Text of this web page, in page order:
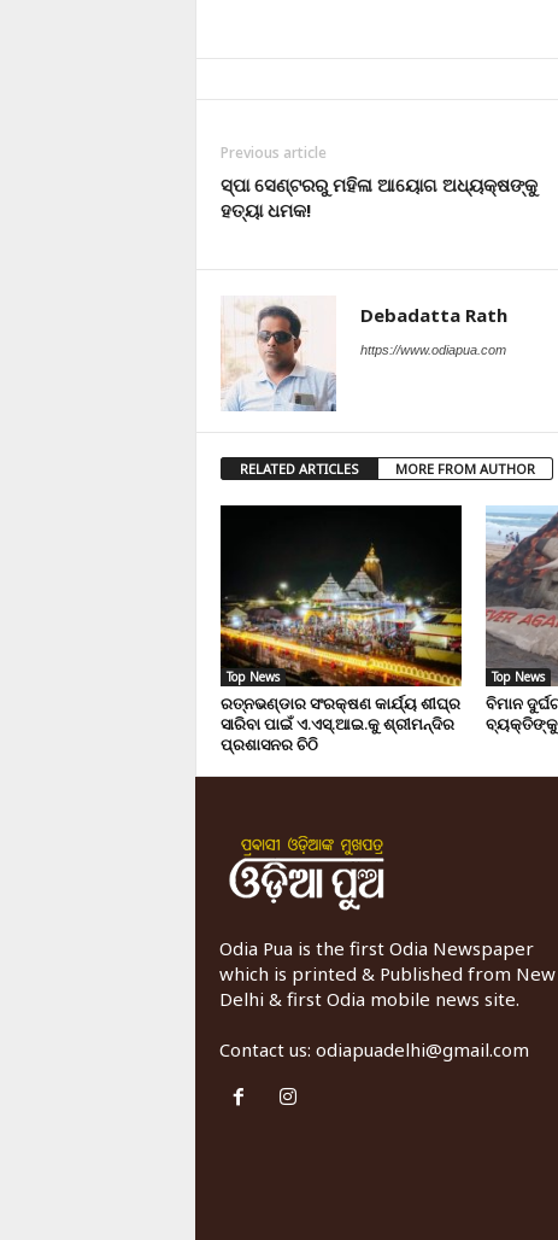
Previous article
ସ୍ପା ସେଣ୍ଟରରୁ ମହିଳା ଆୟୋଗ ଅଧ୍ୟକ୍ଷଙ୍କୁ
ହତ୍ୟା ଧମକ!
Debadatta Rath
https://www.odiapua.com
RELATED ARTICLES MORE FROM AUTHOR
Top News
ରତ୍ନଭଣ୍ଡାର ସଂରକ୍ଷଣ କାର୍ଯ୍ୟ ଶୀଘ୍ର
ସାରିବା ପାଇଁ ଏ.ଏସ୍.ଆଇ.କୁ ଶ୍ରୀମନ୍ଦିର
ପ୍ରଶାସନର ଚିଠି
Top News
ବିମାନ
ବ୍ୟକ୍ତିଙ୍କୁ
Odia Pua is the first Odia Newspaper
which is printed & Published from New
Delhi & first Odia mobile news site.
Contact us: odiapuadelhi@gmail.com